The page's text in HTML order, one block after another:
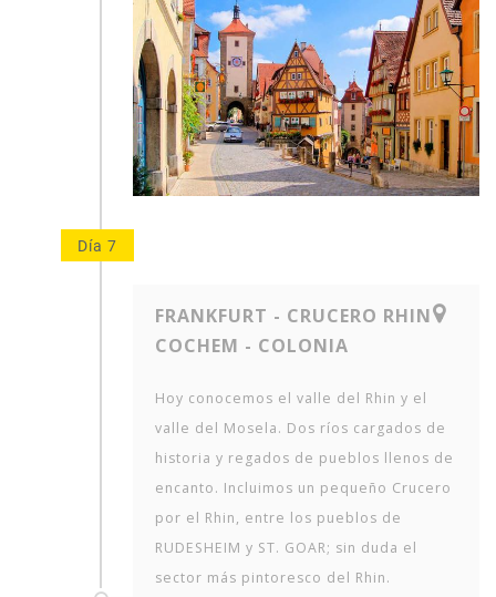
Día 7
FRANKFURT - CRUCERO RHIN -
COCHEM - COLONIA
Hoy conocemos el valle del Rhin y el
valle del Mosela. Dos ríos cargados de
historia y regados de pueblos llenos de
encanto. Incluimos un pequeño Crucero
por el Rhin, entre los pueblos de
RUDESHEIM y ST. GOAR; sin duda el
sector más pintoresco del Rhin.